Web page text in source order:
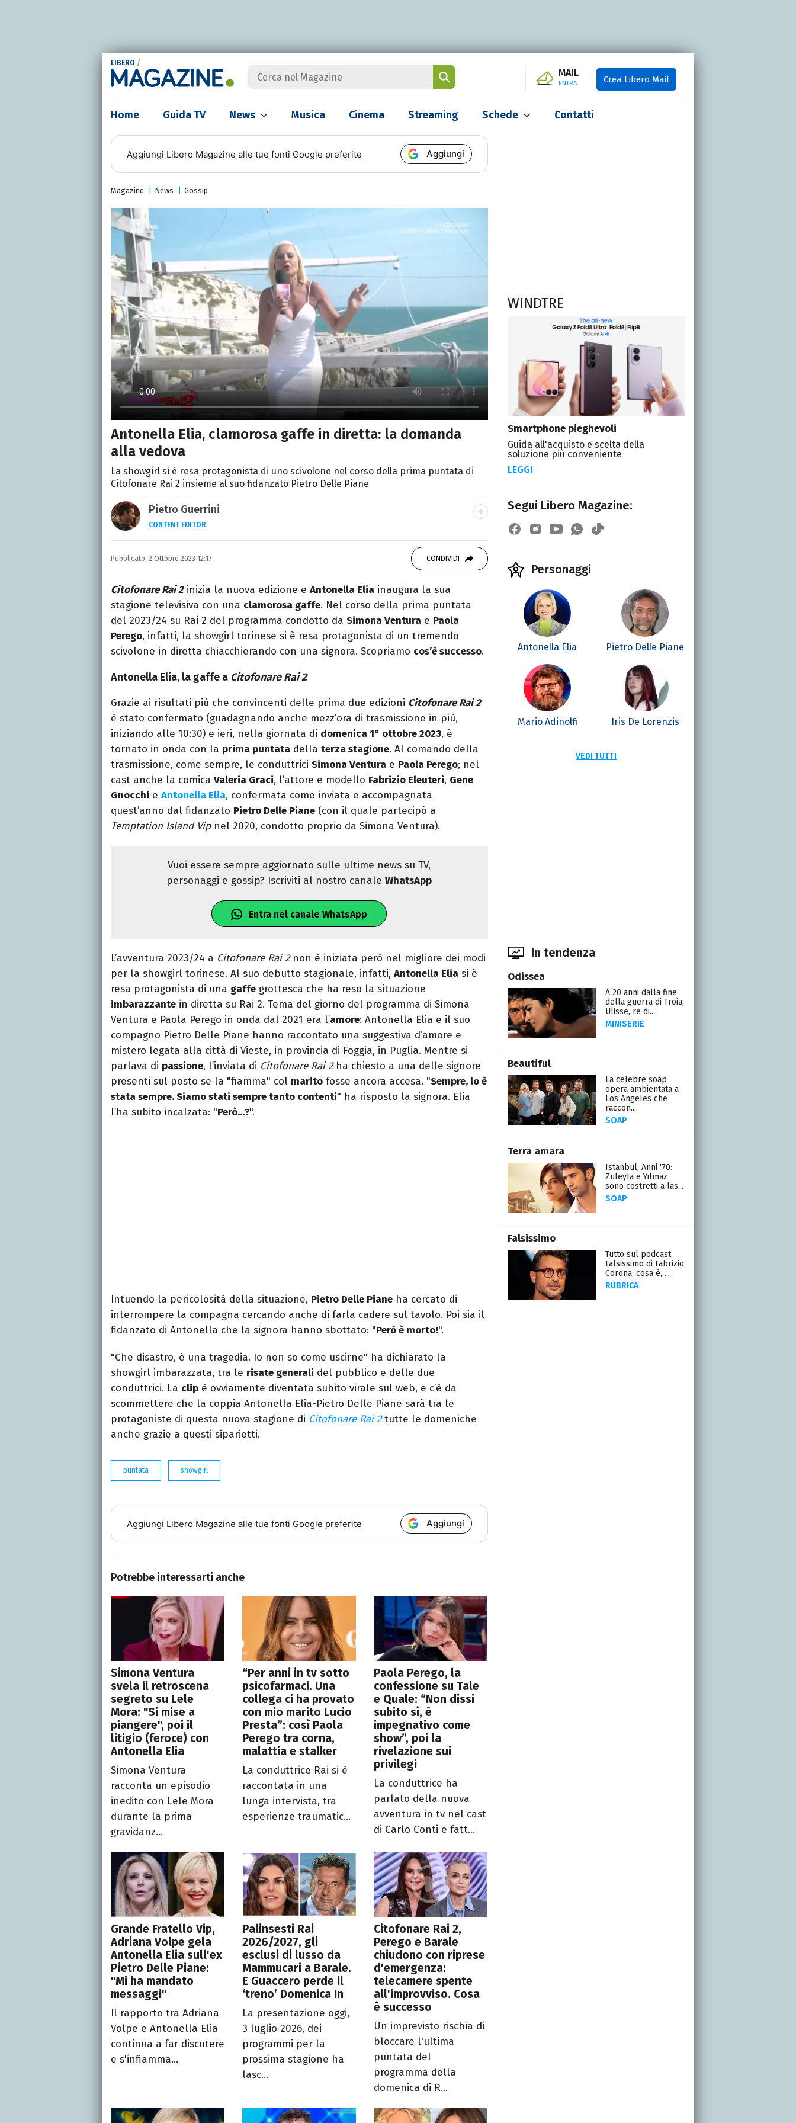
LIBERO /
MAIL
ENTRA Crea Libero Mail
Home Guida TV News Musica Cinema Streaming Schede Contatti
Aggiungi Libero Magazine alle tue fonti Google preferite Aggiungi
Magazine News Gossip
Antonella Elia, clamorosa gaffe in diretta: la domanda
alla vedova
La showgirl si è resa protagonista di uno scivolone nel corso della prima puntata di
Citofonare Rai 2 insieme al suo fidanzato Pietro Delle Piane
Pietro Guerrini
CONTENT EDITOR
Laurea in Lettere, smania di viaggi e passione per i cartoni (della pizza
e della Pixar).
Pubblicato: 2 Ottobre 2023 12:17 CONDIVIDI
Citofonare Rai 2inizia la nuova edizione e Antonella Elia inaugura la sua
stagione televisiva con una clamorosa gaffe. Nel corso della prima puntata
del 2023/24 su Rai 2 del programma condotto da Simona Ventura e Paola
Perego, infatti, la showgirl torinese si è resa protagonista di un tremendo
scivolone in diretta chiacchierando con una signora. Scopriamo cos’è successo.
Antonella Elia, la gaffe a Citofonare Rai 2
Grazie ai risultati più che convincenti delle prima due edizioni Citofonare Rai 2
è stato confermato (guadagnando anche mezz’ora di trasmissione in più,
iniziando alle 10:30) e ieri, nella giornata di domenica 1° ottobre 2023, è
tornato in onda con la prima puntata della terza stagione. Al comando della
trasmissione, come sempre, le conduttrici Simona Ventura e Paola Perego; nel
cast anche la comica Valeria Graci, l’attore e modello Fabrizio Eleuteri, Gene
Gnocchi e Antonella Elia, confermata come inviata e accompagnata
quest’anno dal fidanzato Pietro Delle Piane (con il quale partecipò a
Temptation Island Vipnel 2020, condotto proprio da Simona Ventura).
Vuoi essere sempre aggiornato sulle ultime news su TV,
personaggi e gossip? Iscriviti al nostro canaleWhatsApp
Entra nel canale WhatsApp
L’avventura 2023/24 a Citofonare Rai 2non è iniziata però nel migliore dei modi
per la showgirl torinese. Al suo debutto stagionale, infatti, Antonella Elia si è
resa protagonista di una gaffe grottesca che ha reso la situazione
imbarazzante in diretta su Rai 2. Tema del giorno del programma di Simona
Ventura e Paola Perego in onda dal 2021 era l’amore: Antonella Elia e il suo
compagno Pietro Delle Piane hanno raccontato una suggestiva d’amore e
mistero legata alla città di Vieste, in provincia di Foggia, in Puglia. Mentre si
parlava di passione, l’inviata di Citofonare Rai 2ha chiesto a una delle signore
presenti sul posto se la "fiamma" col marito fosse ancora accesa. "Sempre, lo è
stata sempre. Siamo stati sempre tanto contenti" ha risposto la signora. Elia
l’ha subito incalzata: "Però…?".
Intuendo la pericolosità della situazione, Pietro Delle Piane ha cercato di
interrompere la compagna cercando anche di farla cadere sul tavolo. Poi sia il
fidanzato di Antonella che la signora hanno sbottato: "Però è morto!".
"Che disastro, è una tragedia. Io non so come uscirne" ha dichiarato la
showgirl imbarazzata, tra le risate generali del pubblico e delle due
conduttrici. La clip è ovviamente diventata subito virale sul web, e c’è da
scommettere che la coppia Antonella Elia-Pietro Delle Piane sarà tra le
protagoniste di questa nuova stagione di Citofonare Rai 2tutte le domeniche
anche grazie a questi siparietti.
puntata showgirl
Aggiungi Libero Magazine alle tue fonti Google preferite Aggiungi
Potrebbe interessarti anche
Simona Ventura
svela il retroscena
segreto su Lele
Mora: "Si mise a
piangere", poi il
litigio (feroce) con
Antonella Elia
Simona Ventura
racconta un episodio
inedito con Lele Mora
durante la prima
gravidanz...
“Per anni in tv sotto
psicofarmaci. Una
collega ci ha provato
con mio marito Lucio
Presta”: così Paola
Perego tra corna,
malattia e stalker
La conduttrice Rai si è
raccontata in una
lunga intervista, tra
esperienze traumatic...
Paola Perego, la
confessione su Tale
e Quale: “Non dissi
subito sì, è
impegnativo come
show”, poi la
rivelazione sui
privilegi
La conduttrice ha
parlato della nuova
avventura in tv nel cast
di Carlo Conti e fatt...
Grande Fratello Vip,
Adriana Volpe gela
Antonella Elia sull'ex
Pietro Delle Piane:
"Mi ha mandato
messaggi"
Il rapporto tra Adriana
Volpe e Antonella Elia
continua a far discutere
e s'infiamma...
Palinsesti Rai
2026/2027, gli
esclusi di lusso da
Mammucari a Barale.
E Guaccero perde il
‘treno’ Domenica In
La presentazione oggi,
3 luglio 2026, dei
programmi per la
prossima stagione ha
lasc...
Citofonare Rai 2,
Perego e Barale
chiudono con riprese
d'emergenza:
telecamere spente
all'improvviso. Cosa
è successo
Un imprevisto rischia di
bloccare l'ultima
puntata del
programma della
domenica di R...
WINDTRE
Smartphone pieghevoli
Guida all'acquisto e scelta della
soluzione più conveniente
LEGGI
Segui Libero Magazine:
Personaggi
Antonella Elia Pietro Delle Piane
Mario Adinolfi Iris De Lorenzis
VEDI TUTTI
In tendenza
Odissea
A 20 anni dalla fine
della guerra di Troia,
Ulisse, re di...
MINISERIE
Beautiful
La celebre soap
opera ambientata a
Los Angeles che
raccon...
SOAP
Terra amara
Istanbul, Anni '70:
Zuleyla e Yılmaz
sono costretti a las...
SOAP
Falsissimo
Tutto sul podcast
Falsissimo di Fabrizio
Corona: cosa è, ...
RUBRICA